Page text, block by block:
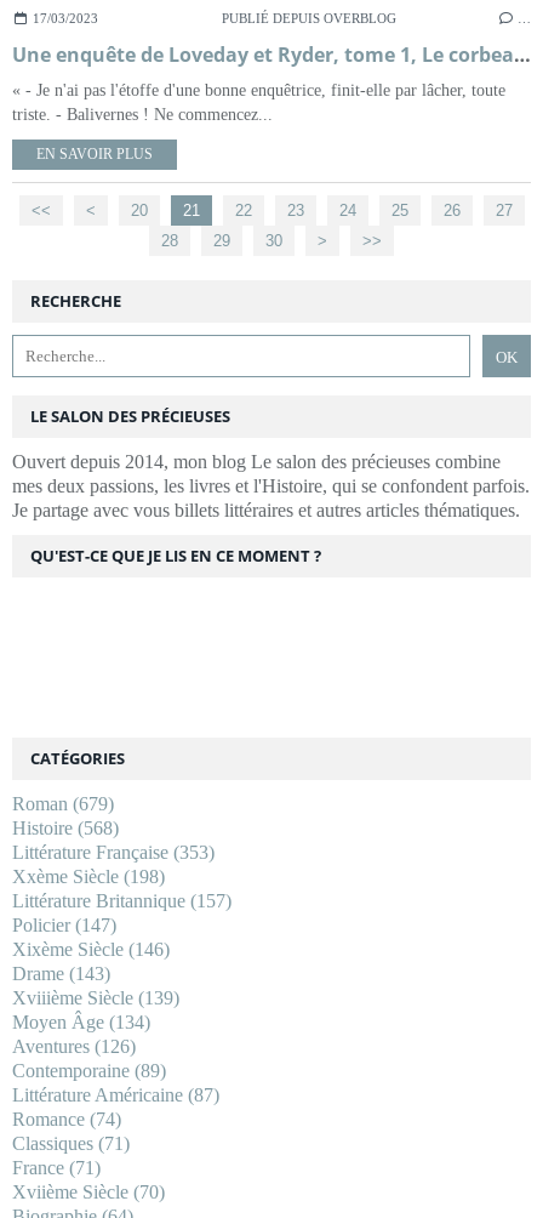
17/03/2023 PUBLIÉ DEPUIS OVERBLOG
Une enquête de Loveday et Ryder, tome 1, Le corbeau d'Oxford ; Faith Martin
« - Je n'ai pas l'étoffe d'une bonne enquêtrice, finit-elle par lâcher, toute
triste. - Balivernes ! Ne commencez...
EN SAVOIR PLUS
<< < 10
20 21 22 23 24 25 26
27
28
29 30 40
50
60
> >>
RECHERCHE
LE SALON DES PRÉCIEUSES
Ouvert depuis 2014, mon blog Le salon des précieuses combine
mes deux passions, les livres et l'Histoire, qui se confondent parfois.
Je partage avec vous billets littéraires et autres articles thématiques.
CATÉGORIES
Roman (679)
Histoire (568)
Littérature Française (353)
Xxème Siècle (198)
Littérature Britannique (157)
Policier(147)
Xixème Siècle (146)
Drame (143)
Xviiième Siècle (139)
Moyen Âge (134)
Aventures (126)
Contemporaine (89)
Littérature Américaine (87)
Romance (74)
Classiques (71)
France (71)
Xviième Siècle (70)
QU'EST-CE QUE JE LIS EN CE MOMENT ?